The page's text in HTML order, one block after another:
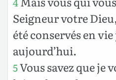
Seigneur votre
été conservés en vie
aujourd’hui.
5Vous savez que je